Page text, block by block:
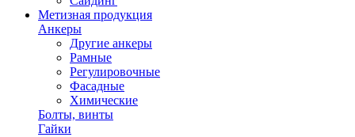
Метизная продукция
Анкеры
Другие анкеры
Рамные
Регулировочные
Фасадные
Химические
Болты, винты
Гайки